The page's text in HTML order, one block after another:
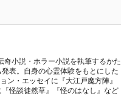
小説・ホラー小説を執筆するかた
表。自身の心霊体験をもとにした
ン・エッセイに『大江戸魔方陣』
怪談徒然草』『怪のはなし』など